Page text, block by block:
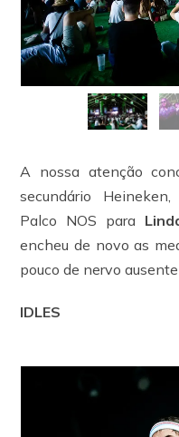
A nossa atenção
secundário
Palco NOS para
encheu de novo as
pouco de nervo
IDLES